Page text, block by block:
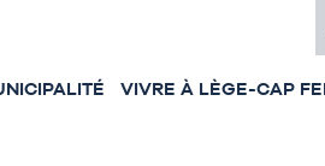
VIVRE À LÈGE-CAP